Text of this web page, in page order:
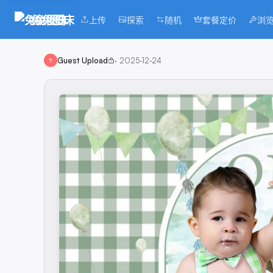
兔兔图床 上传 探索 随机 套餐定价 浏
? Guest Upload · 2025-12-24